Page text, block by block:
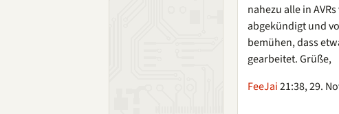
nahezu alle in
abgekündigt und
bemühen, dass
gearbeitet. Grüße,
FeeJai21:38, 29.